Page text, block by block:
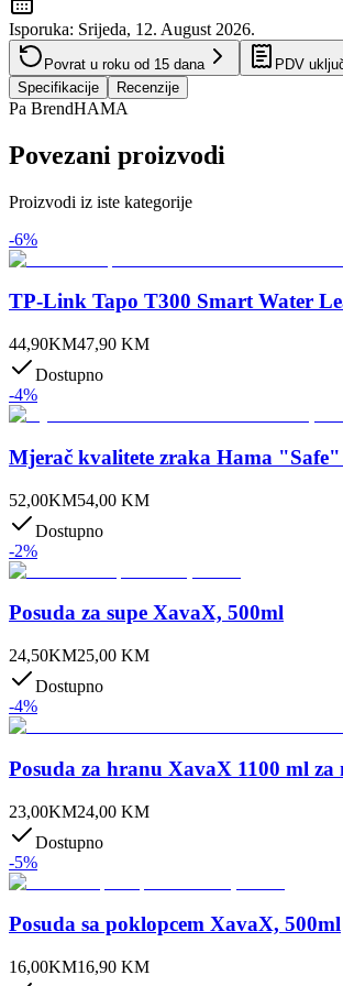
Isporuka: Srijeda, 12. August 2026.
Povrat u roku od 15 dana PDV
Specifikacije
Recenzije
Pa BrendHAMA
Povezani proizvodi
Proizvodi iz iste kategorije
-6%
TP-Link Tapo T300 Smart Water
44,90KM47,90 KM
Dostupno
-4%
Mjerač kvalitete zraka Hama
52,00KM54,00 KM
Dostupno
-2%
Posuda za supe XavaX, 500ml
24,50KM25,00 KM
Dostupno
-4%
Posuda za hranu XavaX 1100 ml
23,00KM24,00 KM
Dostupno
-5%
Posuda sa poklopcem XavaX, 500ml
16,00KM16,90 KM